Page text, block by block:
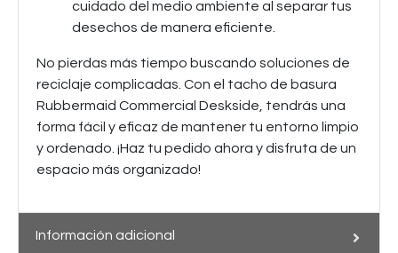
cuidado del medio ambiente al separar tus
desechos de manera eficiente.
No pierdas más tiempo buscando soluciones de
reciclaje complicadas. Con el tacho de basura
Rubbermaid Commercial Deskside, tendrás una
forma fácil y eficaz de mantener tu entorno limpio
y ordenado. ¡Haz tu pedido ahora y disfruta de un
espacio más organizado!
Información adicional